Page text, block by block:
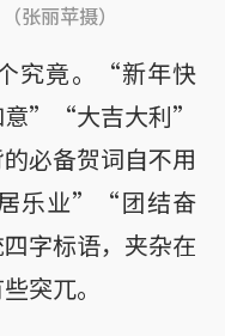
丽苹摄）
究竟。“新年快
”“大吉大利”
必备贺词自不用
乐业”“团结奋
字标语，夹杂在
突兀。